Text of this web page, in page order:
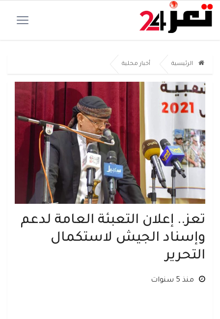
الرئيسية أخبار محلية
تعز.. إعلان التعبئة العامة لدعم
وإسناد الجيش لاستكمال
التحرير
منذ 5 سنوات